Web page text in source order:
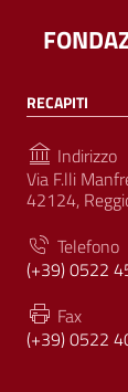
RECAPITI
Indirizzo
Via F.lli
42124,
Telefono
(+39) 0522
Fax
(+39) 0522